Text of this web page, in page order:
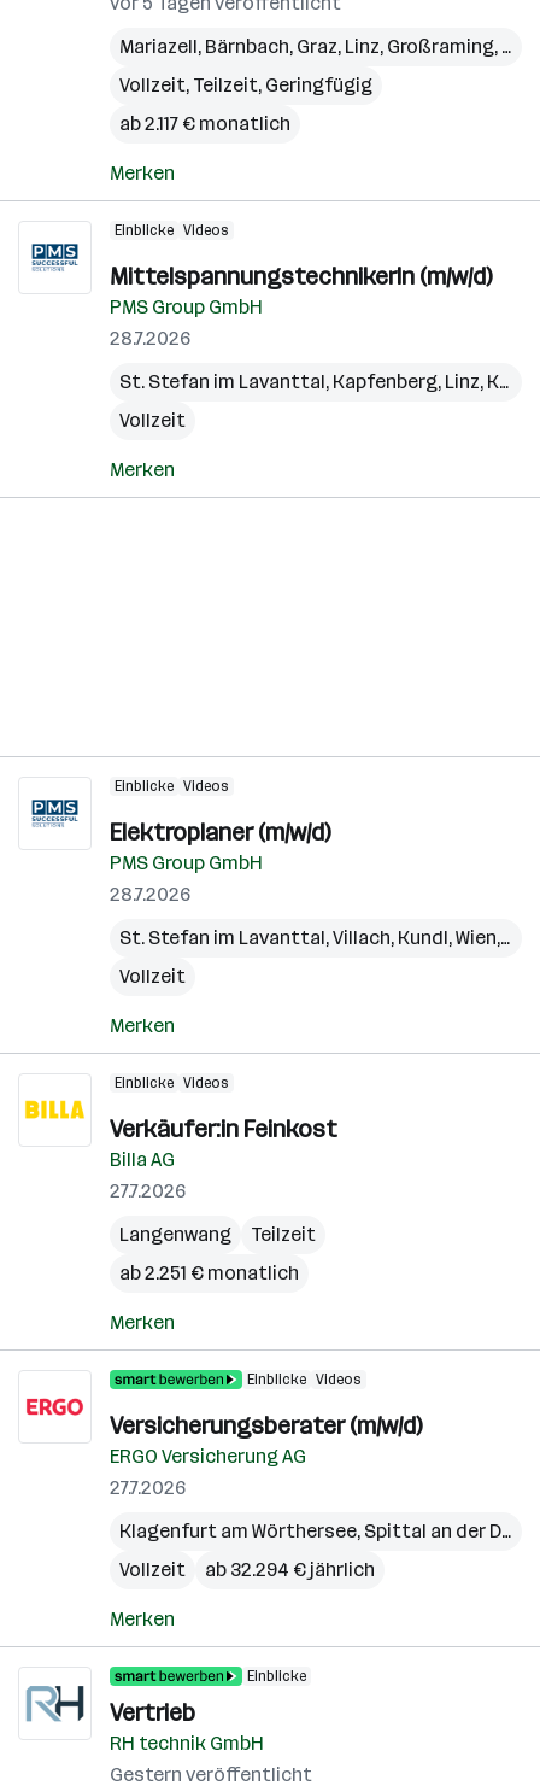
Mariazell, Bärnbach, Graz, Linz, Großraming,
Vollzeit, Teilzeit, Geringfügig
ab 2.117 € monatlich
Merken
Einblicke Videos
MittelspannungstechnikerIn (m/w/d)
PMS Group GmbH
28.7.2026
St. Stefan im Lavanttal, Kapfenberg, Linz, Kundl
Vollzeit
Merken
Einblicke Videos
Elektroplaner (m/w/d)
PMS Group GmbH
28.7.2026
St. Stefan im Lavanttal,Villach, Kundl,Wien,
Vollzeit
Merken
Einblicke Videos
Verkäufer:in Feinkost
Billa AG
27.7.2026
Langenwang
Teilzeit
ab 2.251 € monatlich
Merken
Einblicke Videos
Versicherungsberater (m/w/d)
ERGO Versicherung AG
27.7.2026
Klagenfurt am Wörthersee, Spittal an der Drau
Vollzeit
ab 32.294 € jährlich
Merken
Einblicke
Vertrieb
RH technik GmbH
Gestern veröffentlicht